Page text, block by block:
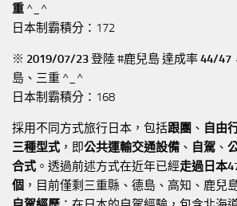
重 ^_^
日本制霸積分：172
※ 2019/07/23登陸 #鹿兒島 達成率44/47
島、三重 ^_^
日本制霸積分：168
採用不同方式旅行日本，包括跟團 、 自由
三種型式 ，即公共運輸交通設備 、 自駕 、
合式 。透過前述方式在近年已經走過日本
個 ，目前僅剩三重縣、德島、高知、鹿兒